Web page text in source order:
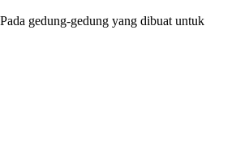
gedung-gedung yang dibuat untuk